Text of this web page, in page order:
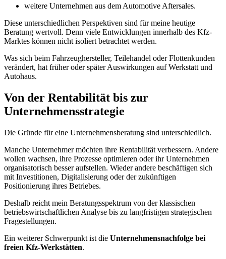
weitere Unternehmen aus dem Automotive Aftersales.
Diese unterschiedlichen Perspektiven sind für meine heutige
Beratung wertvoll. Denn viele Entwicklungen innerhalb des Kfz-
Marktes können nicht isoliert betrachtet werden.
Was sich beim Fahrzeughersteller, Teilehandel oder Flottenkunden
verändert, hat früher oder später Auswirkungen auf Werkstatt und
Autohaus.
Von der Rentabilität bis zur
Unternehmensstrategie
Die Gründe für eine Unternehmensberatung sind unterschiedlich.
Manche Unternehmer möchten ihre Rentabilität verbessern. Andere
wollen wachsen, ihre Prozesse optimieren oder ihr Unternehmen
organisatorisch besser aufstellen. Wieder andere beschäftigen sich
mit Investitionen, Digitalisierung oder der zukünftigen
Positionierung ihres Betriebes.
Deshalb reicht mein Beratungsspektrum von der klassischen
betriebswirtschaftlichen Analyse bis zu langfristigen strategischen
Fragestellungen.
Ein weiterer Schwerpunkt ist die Unternehmensnachfolge bei
freien Kfz-Werkstätten.